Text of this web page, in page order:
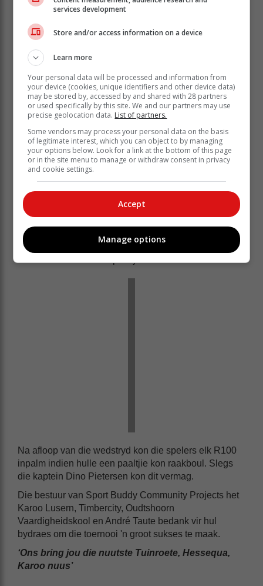
Legends moes uiteindelik 'n ses van die
laaste bal van die wedstryd slaan om
vermag het nie. Vir Legends was
Sydwell Williams die beste kolwer
tesame met Jo-Wayne Witbooi wat die
beste bouler was. Witbooi is ook as
speler van die wedstryd aangewys.
Vir die wenspan ProStars, het Stanley Mei 'n
waardevolle beurt van 21 lopies aangeteken wat twee
pragsesse ingesluit het.
waardevolle 15 lopies aangeteken het. Hul beste
boulers was Anthony (Soldier) Horseman en Bompie
Na afloop van die wedstryd kon die spelers elk R100
inpalm indien hulle een paaltjie kon raakboul. Slegs
die kaptein Dino Pietersen kon dit vermag.
Die bestuur van Sport Buddy Community Projects het
Karoo Lusern, Timbercity, Oudtshoorn
Vaardigheidskool en André Taute bedank vir hul
bydraes om die toernooi 'n groot sukses te maak.
‘Ons bring jou die nuutste Tuinroete, Hessequa,
Karoo nuus’
services development
Store and/or access information on a device
Learn more
Your personal data will be processed and information from
your device (cookies, unique identifiers and other device data)
may be stored by, accessed by and shared with 28 partners
or used specifically by this site. We and our partners may use
precise geolocation data. List of partners.
Some vendors may process your personal data on the basis
of legitimate interest, which you can object to by managing
your options below. Look for a link at the bottom of this page
or in the site menu to manage or withdraw consent in privacy
and cookie settings.
Accept
Manage options